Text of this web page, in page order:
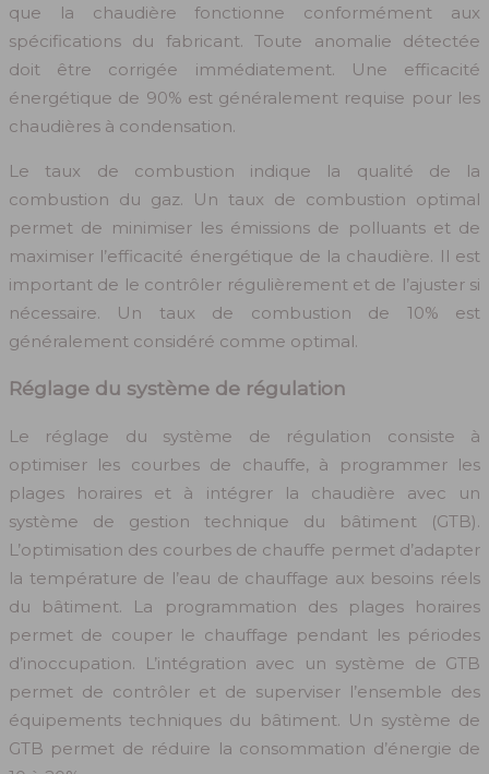
que la chaudière fonctionne conformément aux
spécifications du fabricant. Toute anomalie détectée
doit être corrigée immédiatement. Une efficacité
énergétique de 90% est généralement requise pour les
chaudières à condensation.
Le taux de combustion indique la qualité de la
combustion du gaz. Un taux de combustion optimal
permet de minimiser les émissions de polluants et de
maximiser l’efficacité énergétique de la chaudière. Il est
important de le contrôler régulièrement et de l’ajuster si
nécessaire. Un taux de combustion de 10% est
généralement considéré comme optimal.
Réglage du système de régulation
Le réglage du système de régulation consiste à
optimiser les courbes de chauffe, à programmer les
plages horaires et à intégrer la chaudière avec un
système de gestion technique du bâtiment (GTB).
L’optimisation des courbes de chauffe permet d’adapter
la température de l’eau de chauffage aux besoins réels
du bâtiment. La programmation des plages horaires
permet de couper le chauffage pendant les périodes
d’inoccupation. L’intégration avec un système de GTB
permet de contrôler et de superviser l’ensemble des
équipements techniques du bâtiment. Un système de
GTB permet de réduire la consommation d’énergie de